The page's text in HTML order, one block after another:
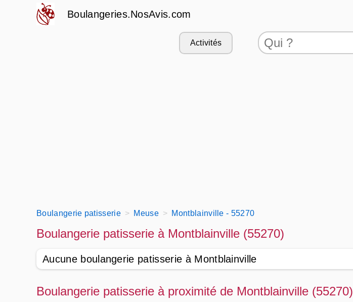
Boulangeries.NosAvis.com
Activités
Boulangerie patisserie Meuse Montblainville - 55270
Boulangerie patisserie à Montblainville (55270)
Aucune boulangerie patisserie à Montblainville
Boulangerie patisserie à proximité de Montblainville (55270)